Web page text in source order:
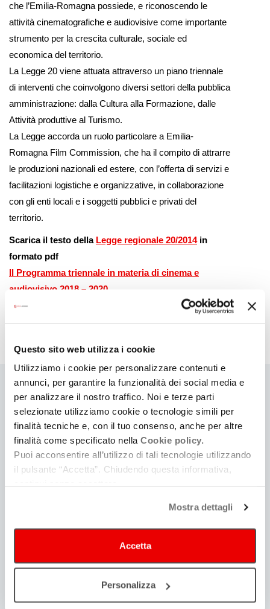
Questo sito web utilizza i cookie
Utilizziamo i cookie per personalizzare contenuti e
annunci, per garantire la funzionalità dei social media e
per analizzare il nostro traffico. Noi e terze parti
selezionate utilizziamo cookie o tecnologie simili per
finalità tecniche e, con il tuo consenso, anche per altre
finalità come specificato nella Cookie policy.
Puoi acconsentire all’utilizzo di tali tecnologie utilizzando
il pulsante “Accetta”. Chiudendo questa informativa,
Mostra dettagli
Accetta
Personalizza
che l’Emilia-Romagna possiede, e riconoscendo le
attività cinematografiche e audiovisive come importante
strumento per la crescita culturale, sociale ed
economica del territorio.
La Legge 20 viene attuata attraverso un piano triennale
di interventi che coinvolgono diversi settori della pubblica
amministrazione: dalla Cultura alla Formazione, dalle
Attività produttive al Turismo.
La Legge accorda un ruolo particolare a Emilia-
Romagna Film Commission, che ha il compito di attrarre
le produzioni nazionali ed estere, con l’offerta di servizi e
facilitazioni logistiche e organizzative, in collaborazione
con gli enti locali e i soggetti pubblici e privati del
territorio.
Scarica il testo della Legge regionale 20/2014in
formato pdf
Il Programma triennale in materia di cinema e
audiovisivo 2018 – 2020
Il Programma triennale in materia di cinema ed
Ti
può
interessare
Guida alla produzione